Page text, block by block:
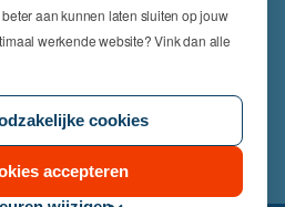
aan kunnen laten sluiten op jouw
werkende website? Vink dan alle
cookies
accepteren